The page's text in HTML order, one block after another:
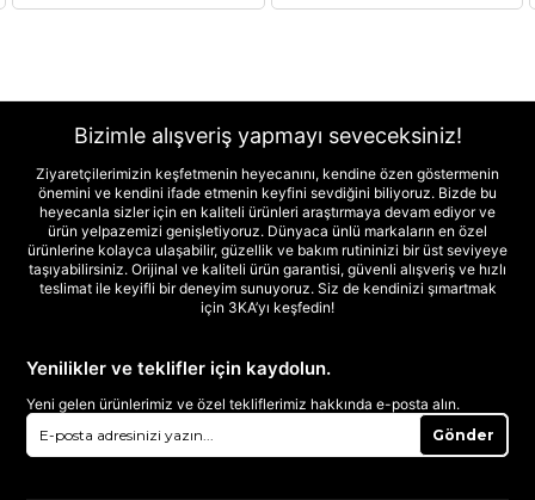
Bizimle alışveriş yapmayı seveceksiniz!
Ziyaretçilerimizin keşfetmenin heyecanını, kendine özen göstermenin
önemini ve kendini ifade etmenin keyfini sevdiğini biliyoruz. Bizde bu
heyecanla sizler için en kaliteli ürünleri araştırmaya devam ediyor ve
ürün yelpazemizi genişletiyoruz. Dünyaca ünlü markaların en özel
ürünlerine kolayca ulaşabilir, güzellik ve bakım rutininizi bir üst seviyeye
taşıyabilirsiniz. Orijinal ve kaliteli ürün garantisi, güvenli alışveriş ve hızlı
teslimat ile keyifli bir deneyim sunuyoruz. Siz de kendinizi şımartmak
için 3KA’yı keşfedin!
Yenilikler ve teklifler için kaydolun.
Yeni gelen ürünlerimiz ve özel tekliflerimiz hakkında e-posta alın.
Gönder